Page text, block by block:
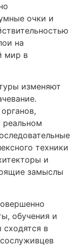
очки и
на
мир в
изменяют
техники
и
замыслы
обучения и
в